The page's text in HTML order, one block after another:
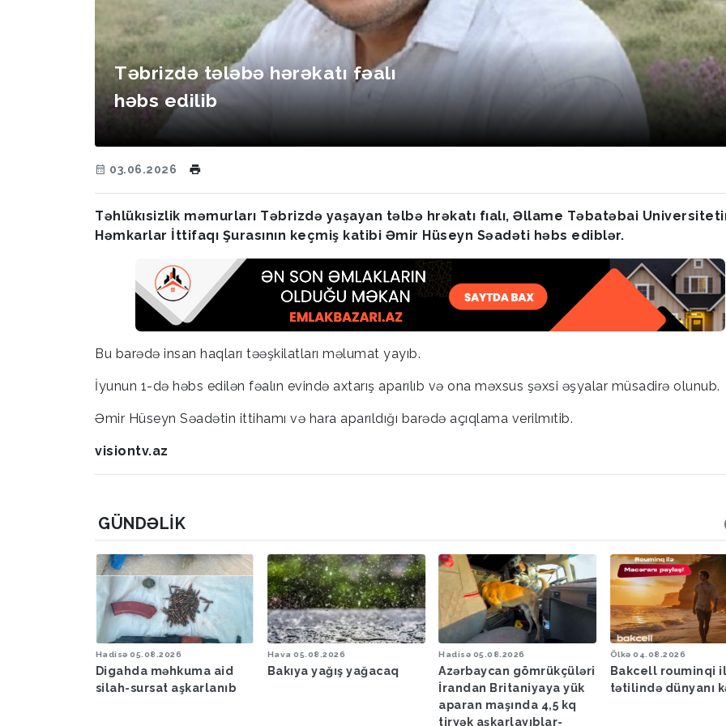
Təbrizdə tələbə hərəkatı fəalı
həbs edilib
03.06.2026
Təhlükısizlik məmurları Təbrizdə yaşayan təlbə hrəkatı fıalı, Əllame Təbatəbai
Həmkarlar İttifaqı Şurasının keçmiş katibi Əmir Hüseyn Səadəti həbs ediblər.
Bu barədə insan haqları təəşkilatları məlumat yayıb.
İyunun 1-də həbs edilən fəalın evində axtarış aparılıb və ona məxsus şəxsi əşyalar müsadirə olunub.
Əmir Hüseyn Səadətin ittihamı və hara aparıldığı barədə açıqlama verilmıtib.
visiontv.az
GÜNDƏLIK
Hadisə 05.08.2026
Digahda məhkuma aid
silah-sursat aşkarlanıb
Hava 05.08.2026
Bakıya yağış yağacaq
Hadisə 05.08.2026
Azərbaycan gömrükçüləri
İrandan Britaniyaya yük
aparan maşında 4,5 kq
tiryək aşkarlayıblar-
Ölkə 04.08.2026
Bakcell rouminqi
tətilində dünyanı